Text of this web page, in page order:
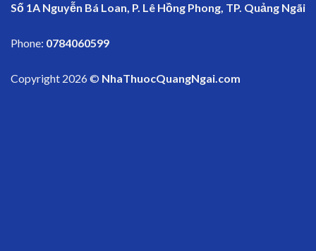
Số 1A Nguyễn Bá Loan, P. Lê Hồng Phong, TP. Quảng Ngãi
Phone: 0784060599
Copyright 2026 © NhaThuocQuangNgai.com